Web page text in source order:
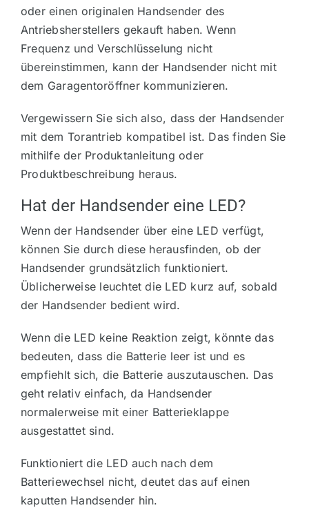
oder einen originalen Handsender des
Antriebsherstellers gekauft haben. Wenn
Frequenz und Verschlüsselung nicht
übereinstimmen, kann der Handsender nicht mit
dem Garagentoröffner kommunizieren.
Vergewissern Sie sich also, dass der Handsender
mit dem Torantrieb kompatibel ist. Das finden Sie
mithilfe der Produktanleitung oder
Produktbeschreibung heraus.
Hat der Handsender eine LED?
Wenn der Handsender über eine LED verfügt,
können Sie durch diese herausfinden, ob der
Handsender grundsätzlich funktioniert.
Üblicherweise leuchtet die LED kurz auf, sobald
der Handsender bedient wird.
Wenn die LED keine Reaktion zeigt, könnte das
bedeuten, dass die Batterie leer ist und es
empfiehlt sich, die Batterie auszutauschen. Das
geht relativ einfach, da Handsender
normalerweise mit einer Batterieklappe
ausgestattet sind.
Funktioniert die LED auch nach dem
Batteriewechsel nicht, deutet das auf einen
kaputten Handsender hin.